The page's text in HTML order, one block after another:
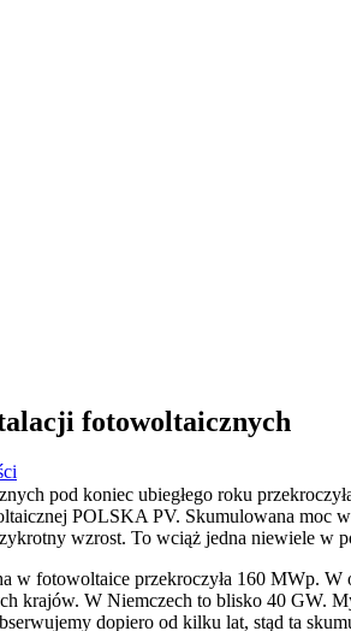
fotowoltaicznych
pod koniec ubiegłego roku
POLSKA PV. Skumulowana moc
wzrost. To wciąż jedna niewiele w
w fotowoltaice przekroczyła 160 MWp.
krajów. W Niemczech to blisko 40 GW.
dopiero od kilku lat, stąd ta